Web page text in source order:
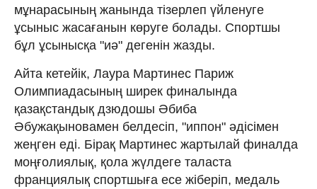
мұнарасының жанында тізерлеп үйленуге
ұсыныс жасағанын көруге болады. Спортшы
бұл ұсынысқа "иә" дегенін жазды.
Айта кетейік, Лаура Мартинес Париж
Олимпиадасының ширек финалында
қазақстандық дзюдошы Әбиба
Әбужақыновамен белдесіп, "иппон" әдісімен
жеңген еді. Бірақ Мартинес жартылай финалда
моңғолиялық, қола жүлдеге таласта
франциялық спортшыға есе жіберіп, медаль